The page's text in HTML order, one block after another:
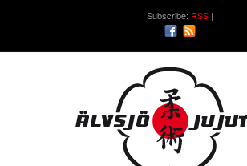
Subscribe: RSS